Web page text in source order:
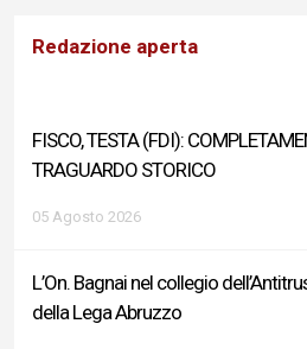
Redazione aperta
FISCO, TESTA (FDI):
TRAGUARDO STORICO
05 Agosto 2026
L’On. Bagnai nel collegio
della Lega Abruzzo